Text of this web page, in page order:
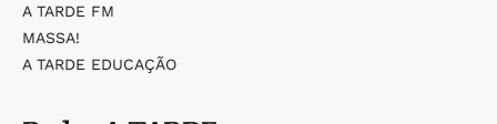
A TARDE FM
MASSA!
A TARDE EDUCAÇÃO